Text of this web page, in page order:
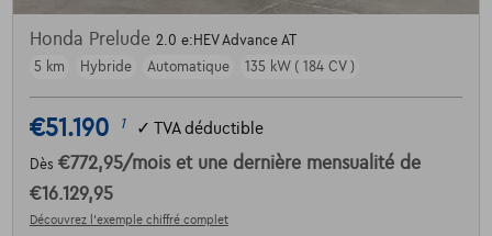
Honda Prelude 2.0 e:HEV Advance AT
5 km
Hybride Automatique 135 kW ( 184 CV )
€51.190 1 ✓ TVA déductible
Dès €772,95/mois et une dernière mensualité de
€16.129,95
Découvrez l’exemple chiffré complet